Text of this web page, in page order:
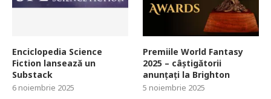
Enciclopedia Science
Fiction lansează un
Substack
6 noiembrie 2025
Premiile World Fantasy
2025 – câștigătorii
anunțați la Brighton
5 noiembrie 2025